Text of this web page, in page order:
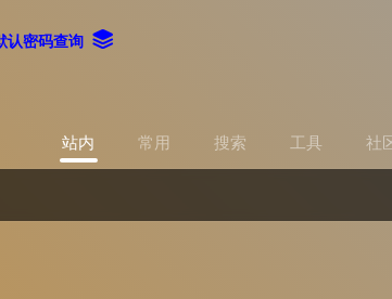
认密码查询
站内 常用 搜索 工具 社